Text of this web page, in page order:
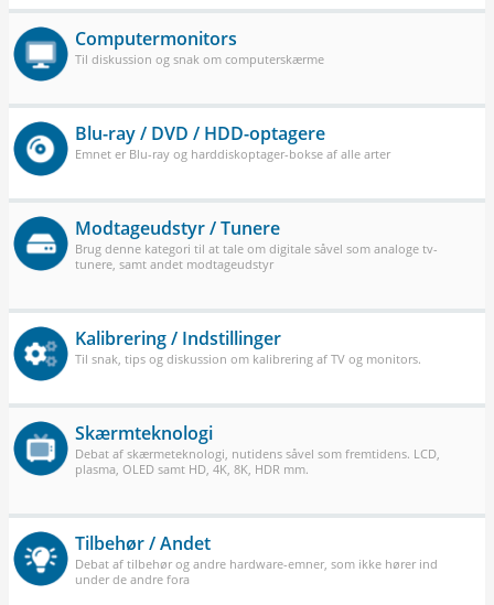
Computermonitors
Til diskussion og snak om computerskærme
Blu-ray / DVD / HDD-optagere
Emnet er Blu-ray og harddiskoptager-bokse af alle arter
Modtageudstyr / Tunere
Brug denne kategori til at tale om digitale såvel som analoge tv-
tunere, samt andet modtageudstyr
Kalibrering / Indstillinger
Til snak, tips og diskussion om kalibrering af TV og monitors.
Skærmteknologi
Debat af skærmeteknologi, nutidens såvel som fremtidens. LCD,
plasma, OLED samt HD, 4K, 8K, HDR mm.
Tilbehør / Andet
Debat af tilbehør og andre hardware-emner, som ikke hører ind
under de andre fora